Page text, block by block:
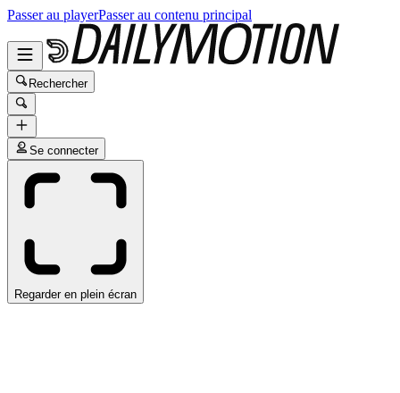
Passer au playerPasser au contenu principal
Rechercher
Se connecter
Regarder en plein écran